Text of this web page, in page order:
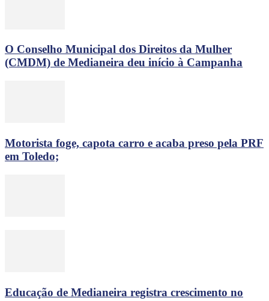
O Conselho Municipal dos Direitos da Mulher
(CMDM) de Medianeira deu início à Campanha
Motorista foge, capota carro e acaba preso pela PRF
em Toledo;
Educação de Medianeira registra crescimento no